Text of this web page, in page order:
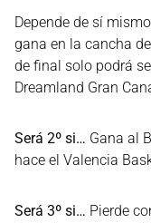
Depende de sí
gana en la cancha
de final solo podrá
Dreamland Gran
Será 2º si… Gana al
hace el Valencia
Será 3º si… Pierde